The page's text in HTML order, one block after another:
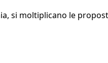
si moltiplicano le